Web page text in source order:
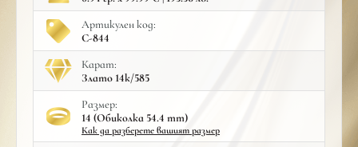
Артикулен код:
С-844
Карат:
Злато 14к/585
Размер:
14 (Обиколка 54.4 mm)
Как да разберете вашият размер